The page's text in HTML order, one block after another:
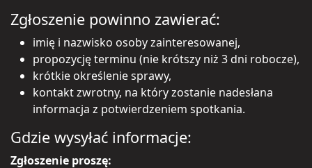
Zgłoszenie powinno zawierać:
imię i nazwisko osoby zainteresowanej,
propozycję terminu (nie krótszy niż 3 dni robocze),
krótkie określenie sprawy,
kontakt zwrotny, na który zostanie nadesłana
informacja z potwierdzeniem spotkania.
Gdzie wysyłać informacje:
Zgłoszenie proszę: